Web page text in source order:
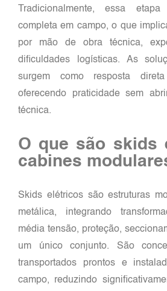
Tradicionalmente, essa
completa em campo, o que
por mão de obra técnica,
dificuldades logísticas. As
surgem como resposta
oferecendo praticidade sem
técnica.
O que são skids
cabines
Skids elétricos são estruturas
metálica, integrando
média tensão, proteção,
um único conjunto. São
transportados prontos e
campo, reduzindo